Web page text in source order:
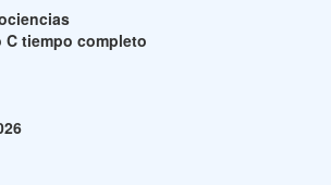
tiempo completo